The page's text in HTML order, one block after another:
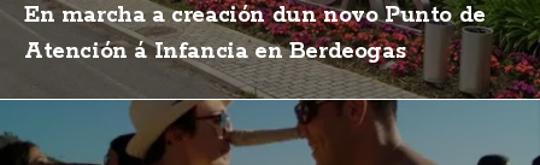
En marcha a creación dun novo Punto de
Atención á Infancia en Berdeogas